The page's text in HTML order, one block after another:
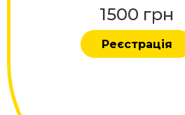
1500 грн
Реєстрація